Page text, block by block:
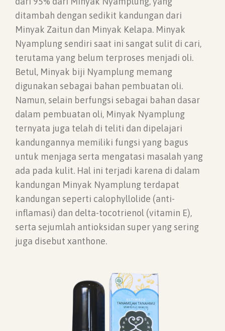
ditambah dengan sedikit kandungan dari
Minyak Zaitun dan Minyak Kelapa. Minyak
Nyamplung sendiri saat ini sangat sulit di cari,
terutama yang belum terproses menjadi oli.
Betul, Minyak biji Nyamplung memang
digunakan sebagai bahan pembuatan oli.
Namun, selain berfungsi sebagai bahan dasar
dalam pembuatan oli, Minyak Nyamplung
ternyata juga telah di teliti dan dipelajari
kandungannya memiliki fungsi yang bagus
untuk menjaga serta mengatasi masalah yang
ada pada kulit. Hal ini terjadi karena di dalam
kandungan Minyak Nyamplung terdapat
kandungan seperti calophyllolide (anti-
inflamasi) dan delta-tocotrienol (vitamin E),
serta sejumlah antioksidan super yang sering
juga disebut xanthone.